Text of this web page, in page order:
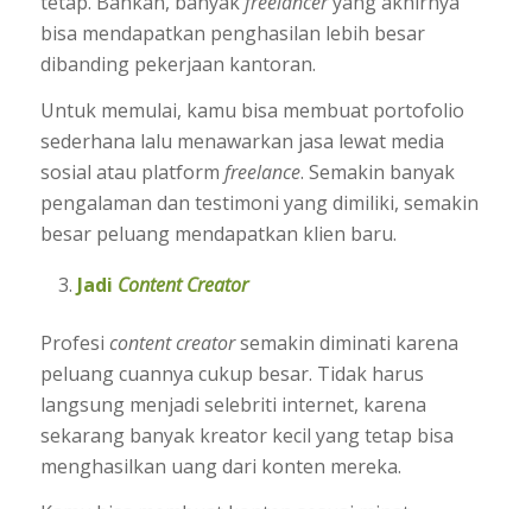
bisa mendapatkan penghasilan lebih besar
dibanding pekerjaan kantoran.
Untuk memulai, kamu bisa membuat portofolio
sederhana lalu menawarkan jasa lewat media
sosial atau platform freelance. Semakin banyak
pengalaman dan testimoni yang dimiliki, semakin
besar peluang mendapatkan klien baru.
Jadi Content Creator
Profesi content creatorsemakin diminati karena
peluang cuannya cukup besar. Tidak harus
langsung menjadi selebriti internet, karena
sekarang banyak kreator kecil yang tetap bisa
menghasilkan uang dari konten mereka.